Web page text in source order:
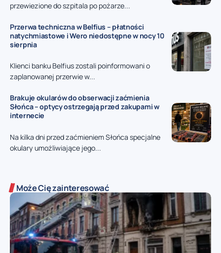
przewiezione do szpitala po pożarze...
Przerwa techniczna w Belfius – płatności
natychmiastowe i Wero niedostępne w nocy 10
sierpnia
Klienci banku Belfius zostali poinformowani o
zaplanowanej przerwie w...
Brakuje okularów do obserwacji zaćmienia
Słońca – optycy ostrzegają przed zakupami w
internecie
Na kilka dni przed zaćmieniem Słońca specjalne
okulary umożliwiające jego...
Może Cię zainteresować